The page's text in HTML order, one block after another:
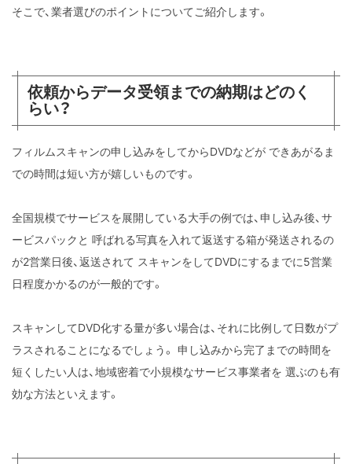
そこで、業者選びのポイントについてご紹介します。
依頼からデータ受領までの納期はどのく
らい？
フィルムスキャンの申し込みをしてからDVDなどが できあがるま
での時間は短い方が嬉しいものです。
全国規模でサービスを展開している大手の例では、申し込み後、サ
ービスパックと 呼ばれる写真を入れて返送する箱が発送されるの
が2営業日後、返送されて スキャンをしてDVDにするまでに5営業
日程度かかるのが一般的です。
スキャンしてDVD化する量が多い場合は、それに比例して日数がプ
ラスされることになるでしょう。 申し込みから完了までの時間を
短くしたい人は、地域密着で小規模なサービス事業者を 選ぶのも有
効な方法といえます。